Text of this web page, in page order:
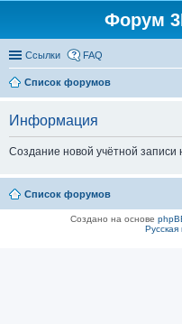
Форум
Ссылки FAQ
Список форумов
Информация
Создание новой учётной
Список форумов
Создано на основе